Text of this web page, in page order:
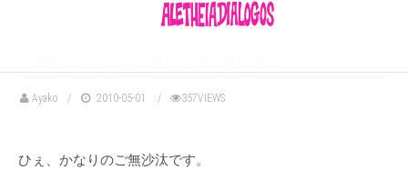
Ayako 2010-05-01 357VIEWS
ひぇ、かなりのご無沙汰です。